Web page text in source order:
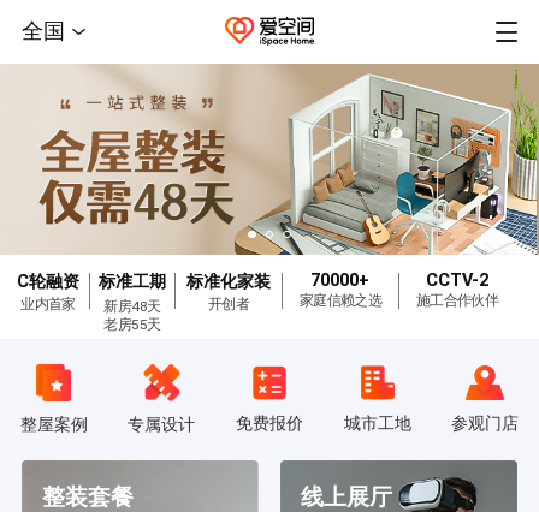
全国
C轮融资
业内首家
标准工期
新房48天
老房55天
标准化家装
开创者
70000+
家庭信赖之选
CCTV-2
施工合作伙伴
整屋案例 专属设计 免费报价 城市工地 参观门店
整装套餐 线上展厅